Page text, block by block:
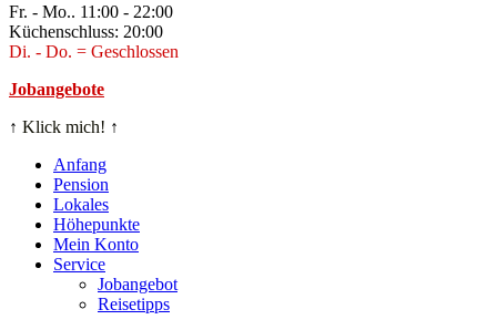
Fr. - Mo.. 11:00 - 22:00
Küchenschluss: 20:00
Di. - Do. = Geschlossen
Jobangebote
↑ Klick mich! ↑
Anfang
Pension
Lokales
Höhepunkte
Mein Konto
Service
Jobangebot
Reisetipps